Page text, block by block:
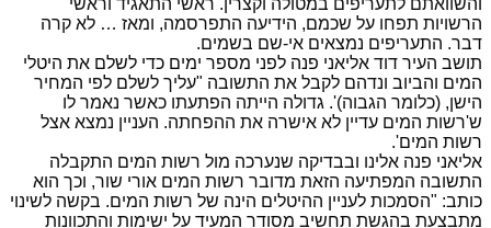
והשוואתם לתעריפים במטולה וקצרין. ראשי התאגיד וראשי
הרשויות תפחו על שכמם, הידיעה התפרסמה, ומאז … לא קרה
דבר. התעריפים נמצאים אי-שם בשמים.
תושב העיר דוד אליאני פנה לפני מספר ימים כדי לשלם את היטלי
המים והביוב ונדהם לקבל את התשובה "עליך לשלם לפי המחיר
הישן, (כלומר הגבוה)'. גדולה הייתה הפתעתו כאשר נאמר לו
ש'רשות המים עדיין לא אישרה את ההפחתה. העניין נמצא אצל
רשות המים'.
אליאני פנה אלינו ובבדיקה שנערכה מול רשות המים התקבלה
התשובה המפתיעה הזאת מדובר רשות המים אורי שור, וכך הוא
כותב: "הסמכות לעניין ההיטלים הינה של רשות המים. בקשה לשינוי
מתבצעת בהגשת תחשיב מסודר המעיד על ישימות והתכוונות